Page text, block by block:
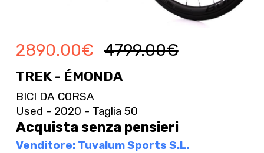
2890.00€ 4799.00€
TREK - ÉMONDA
BICI DA CORSA
Used - 2020 - Taglia 50
Acquista senza pensieri
Venditore: Tuvalum Sports S.L.